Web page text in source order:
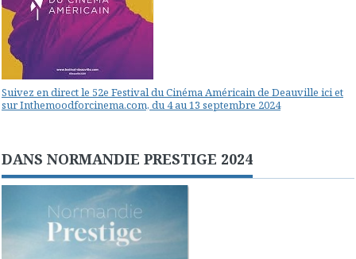
Suivez en direct le 52e Festival du Cinéma Américain de Deauville ici et
sur Inthemoodforcinema.com, du 4 au 13 septembre 2024
DANS NORMANDIE PRESTIGE 2024